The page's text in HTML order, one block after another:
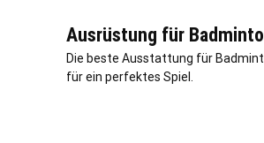
Ausrüstung für
Die beste Ausstattung für
für ein perfektes Spiel.